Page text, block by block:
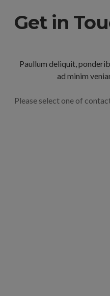
Get in
Paullum deliquit,
ad minim
Please select one of